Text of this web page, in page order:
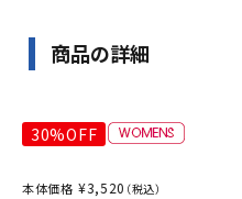
商品の詳細
30%OFF
本体価格 ¥3,520 （税込）